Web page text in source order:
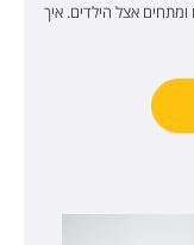
אצל הילדים. איך